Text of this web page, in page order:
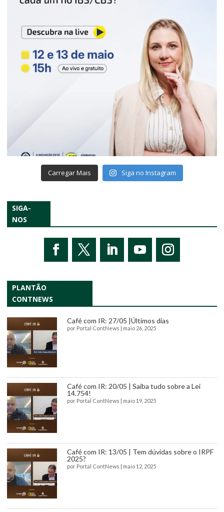
Carregar Mais Siga no Instagram
SIGA-
NOS
PLANTÃO
CONTNEWS
Café com IR: 27/05 |Últimos dias
por Portal ContNews | maio 26, 2025
Café com IR: 20/05 | Saiba tudo sobre a Lei
14.754!
por Portal ContNews | maio 19, 2025
Café com IR: 13/05 | Tem dúvidas sobre o IRPF
2025?
por Portal ContNews | maio 12, 2025